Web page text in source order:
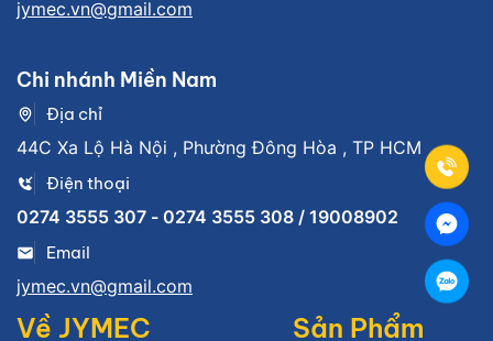
jymec.vn@gmail.com
Chi nhánh Miền Nam
Địa chỉ
44C Xa Lộ Hà Nội , Phường Đông Hòa , TP HCM
Điện thoại
0274 3555 307 - 0274 3555 308 / 19008902
Email
jymec.vn@gmail.com
Về JYMEC Sản Phẩm